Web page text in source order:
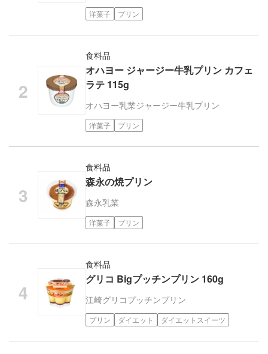
洋菓子 プリン
食料品
オハヨー ジャージー牛乳プリン カフェ
ラテ 115g
オハヨー乳業ジャージー牛乳プリン
洋菓子 プリン
食料品
森永の焼プリン
森永乳業
洋菓子 プリン
食料品
グリコ Bigプッチンプリン 160g
江崎グリコプッチンプリン
プリン ダイエット ダイエットスイーツ